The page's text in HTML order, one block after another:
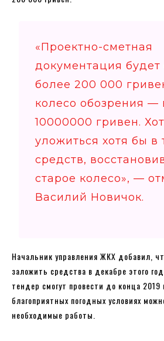
«Проектно-сметная
документация будет
более 200 000
колесо обозрения —
10000000 гривен.
уложиться хотя бы в
средств,
старое колесо», —
Василий Новичок.
Начальник управления ЖКХ добавил,
заложить средства в декабре этого
тендер смогут провести до конца 2019
благоприятных погодных условиях
необходимые работы.